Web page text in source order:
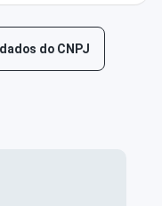
do CNPJ